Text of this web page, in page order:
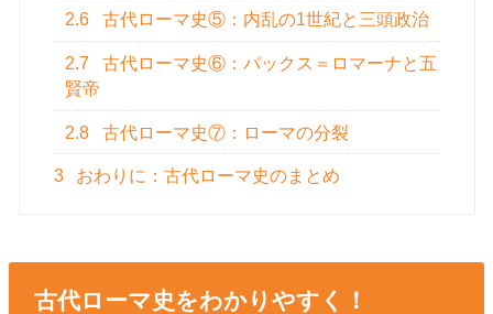
2.6 古代ローマ史⑤：内乱の1世紀と三頭政治
2.7
古代ローマ史⑥：パックス＝ロマーナと五
賢帝
2.8 古代ローマ史⑦：ローマの分裂
3 おわりに：古代ローマ史のまとめ
古代ローマ史をわかりやすく！